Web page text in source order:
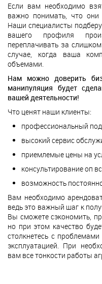
Если вам необходимо
важно понимать, что они
Наши специалисты
вашего профиля
переплачивать за
случае, когда ваша
объемами.
Нам можно доверить
манипуляция будет
вашей деятельности!
Что ценят наши клиенты:
профессиональный
высокий сервис
приемлемые цены на
консультирование оп
возможность
Вам необходимо
ведь это важный шаг к
Вы сможете сэкономить,
но при этом качество
столкнетесь с
эксплуатацией. При
вам все тонкости работы